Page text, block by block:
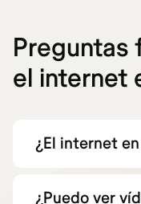
Preguntas
el internet
¿El internet
¿Puedo ver